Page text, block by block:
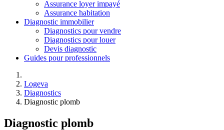
Assurance loyer impayé
Assurance habitation
Diagnostic immobilier
Diagnostics pour vendre
Diagnostics pour louer
Devis diagnostic
Guides pour professionnels
Logeva
Diagnostics
Diagnostic plomb
Diagnostic plomb